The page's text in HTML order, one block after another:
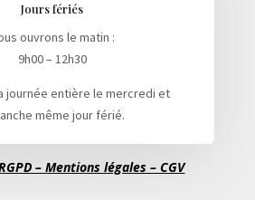
Jours fériés
ouvrons le matin :
9h00 – 12h30
journée entière le mercredi et
même jour férié.
– Mentions légales – CGV